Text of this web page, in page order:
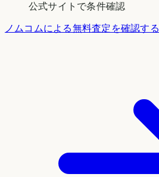
公式サイトで条件確認
ノムコムによる無料査定を確認する